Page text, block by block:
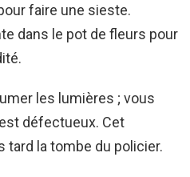
faire une sieste.
dans le pot de fleurs pour
les lumières ; vous
défectueux. Cet
tard la tombe du policier.